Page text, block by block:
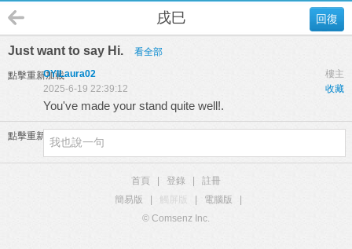
回復
戌巳
Just want to say Hi. 看全部
點擊重新加載 樓主
OYILaura02
收藏
2025-6-19 22:39:12
You've made your stand quite well!.
點擊重新加載
首頁 登錄
註冊
簡易版
觸屏版 電腦版
© Comsenz Inc.